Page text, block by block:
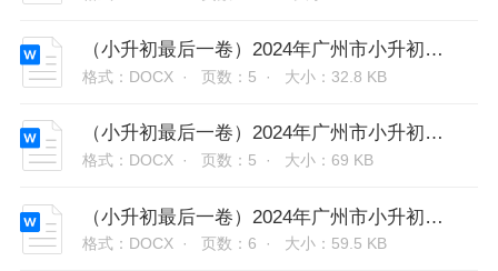
（小升初最后一卷）2024年广州市小升初模拟卷(九)答案
格式：DOCX · 页数：5 · 大小：32.8 KB
（小升初最后一卷）2024年广州市小升初模拟卷(十)
格式：DOCX · 页数：5 · 大小：69 KB
（小升初最后一卷）2024年广州市小升初模拟卷(十)答案
格式：DOCX · 页数：6 · 大小：59.5 KB